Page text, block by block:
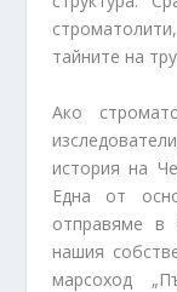
тайните на
Ако
история на
Една от
отправяме в
нашия
марсоход